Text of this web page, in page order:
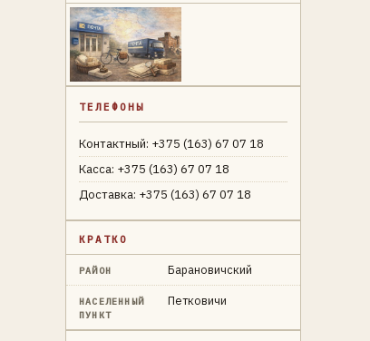
ТЕЛЕФОНЫ
Контактный: +375 (163) 67 07 18
Касса: +375 (163) 67 07 18
Доставка: +375 (163) 67 07 18
КРАТКО
РАЙОН Барановичский
НАСЕЛЕННЫЙ
ПУНКТ
Петковичи